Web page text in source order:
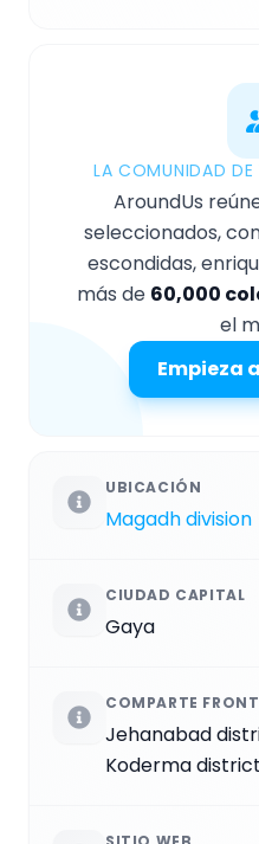
LA COMUNIDAD DE
AroundUs
seleccionados,
escondidas,
más de 60,000
el
Empieza
UBICACIÓN
Magadh division
CIUDAD CAPITAL
Gaya
COMPARTE
Jehanabad
Koderma